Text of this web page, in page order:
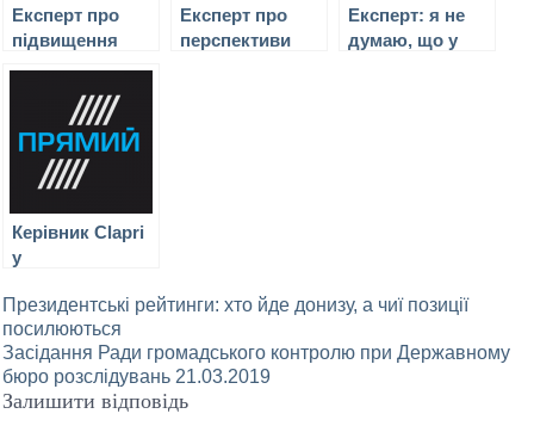
Експерт про
підвищення
Федеральної
резервної
системи і її
вплив на
Україну
Експерт про
перспективи
Експерт: я не
думаю, що у
Керівник Clapri
у
“Прямий”
13.10.2018
Навігація
записів
Президентські рейтинги: хто йде донизу, а чиї позиції
посилюються
Засідання Ради громадського контролю при Державному
бюро розслідувань 21.03.2019
Залишити відповідь